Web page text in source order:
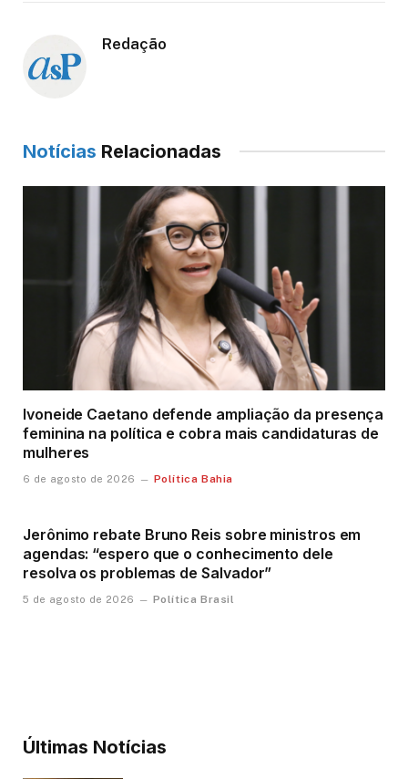
Redação
Notícias Relacionadas
Ivoneide Caetano defende ampliação da presença
feminina na política e cobra mais candidaturas de
mulheres
6 de agosto de 2026 Política Bahia
Jerônimo rebate Bruno Reis sobre ministros em
agendas: “espero que o conhecimento dele
resolva os problemas de Salvador”
5 de agosto de 2026 Política Brasil
Últimas Notícias